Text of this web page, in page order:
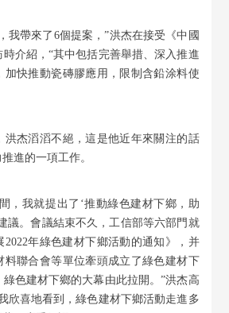
我帶來了6個提案，”洪杰在接受《中國
介紹，“其中包括完善舉措、深入推進
加快推動瓷磚膠應用，限制含鉛涂料使
洪杰滔滔不絕，這是他近年來關注的話
進的一項工作。
，我就提出了‘推動綠色建材下鄉，助
議。會議結束不久，工信部等六部門就
2022年綠色建材下鄉活動的通知》，并
料聯合會等單位牽頭成立了綠色建材下
色建材下鄉的大幕由此拉開。”洪杰高
欣喜地看到，綠色建材下鄉活動走進多